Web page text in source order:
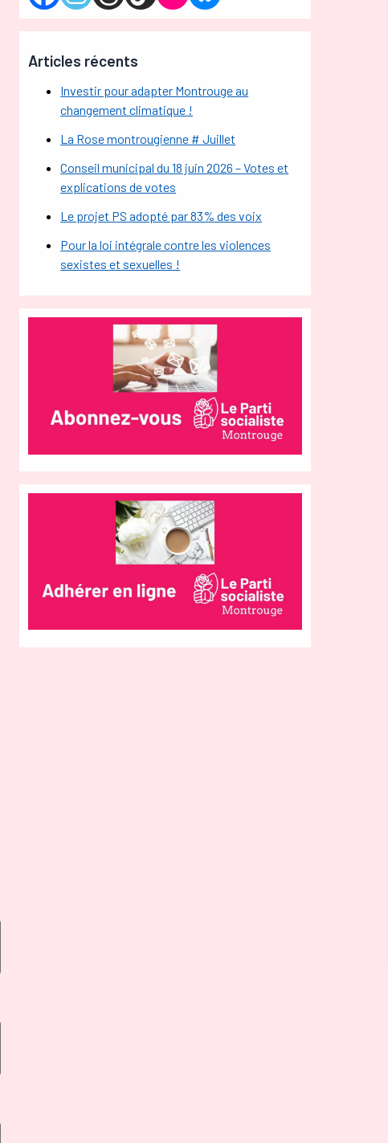
Articles récents
Investir pour adapter Montrouge au
changement climatique !
La Rose montrougienne # Juillet
Conseil municipal du 18 juin 2026 – Votes et
explications de votes
Le projet PS adopté par 83% des voix
Pour la loi intégrale contre les violences
sexistes et sexuelles !